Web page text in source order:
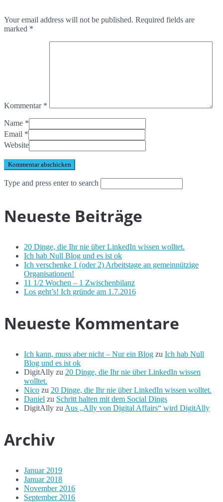
Your email address will not be published. Required fields are
marked *
Kommentar *
Name *
Email *
Website
Type and press enter to search
Neueste Beiträge
20 Dinge, die Ihr nie über LinkedIn wissen wolltet.
Ich hab Null Blog und es ist ok
Ich verschenke 1 (oder 2) Arbeitstage an gemeinnützige
Organisationen!
11 1/2 Wochen – 1 Zwischenbilanz
Los geht’s! Ich gründe am 1.7.2016
Neueste Kommentare
Ich kann, muss aber nicht – Nur ein Blog zu Ich hab Null
Blog und es ist ok
DigitAlly zu 20 Dinge, die Ihr nie über LinkedIn wissen
wolltet.
Nico zu 20 Dinge, die Ihr nie über LinkedIn wissen wolltet.
Daniel zu Schritt halten mit dem Social Dings
DigitAlly zu Aus „Ally von Digital Affairs“ wird DigitAlly
Archiv
Januar 2019
Januar 2018
November 2016
September 2016